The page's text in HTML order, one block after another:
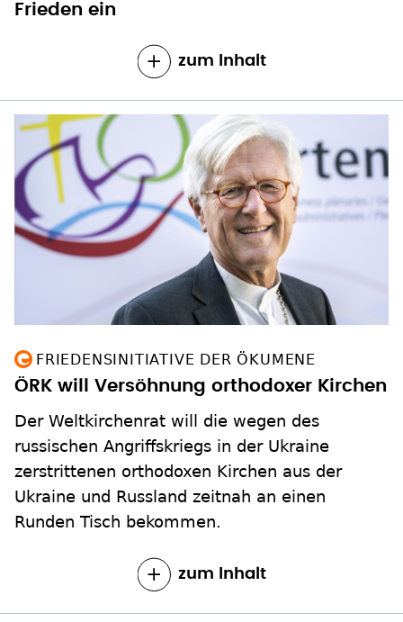
Frieden ein
zum Inhalt
FRIEDENSINITIATIVE DER ÖKUMENE
ÖRK will Versöhnung orthodoxer Kirchen
Der Weltkirchenrat will die wegen des
russischen Angriffskriegs in der Ukraine
zerstrittenen orthodoxen Kirchen aus der
Ukraine und Russland zeitnah an einen
Runden Tisch bekommen.
zum Inhalt